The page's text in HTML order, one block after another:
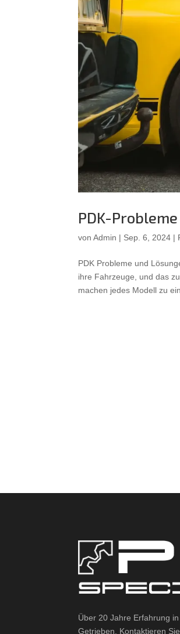
PDK-
vonAdmin | Sep. 6, 2024 |
PDK Probleme und
ihre Fahrzeuge, und das
machen jedes Modell zu
Über 20 Jahre Erfahrung
Getrieben. Kontaktieren